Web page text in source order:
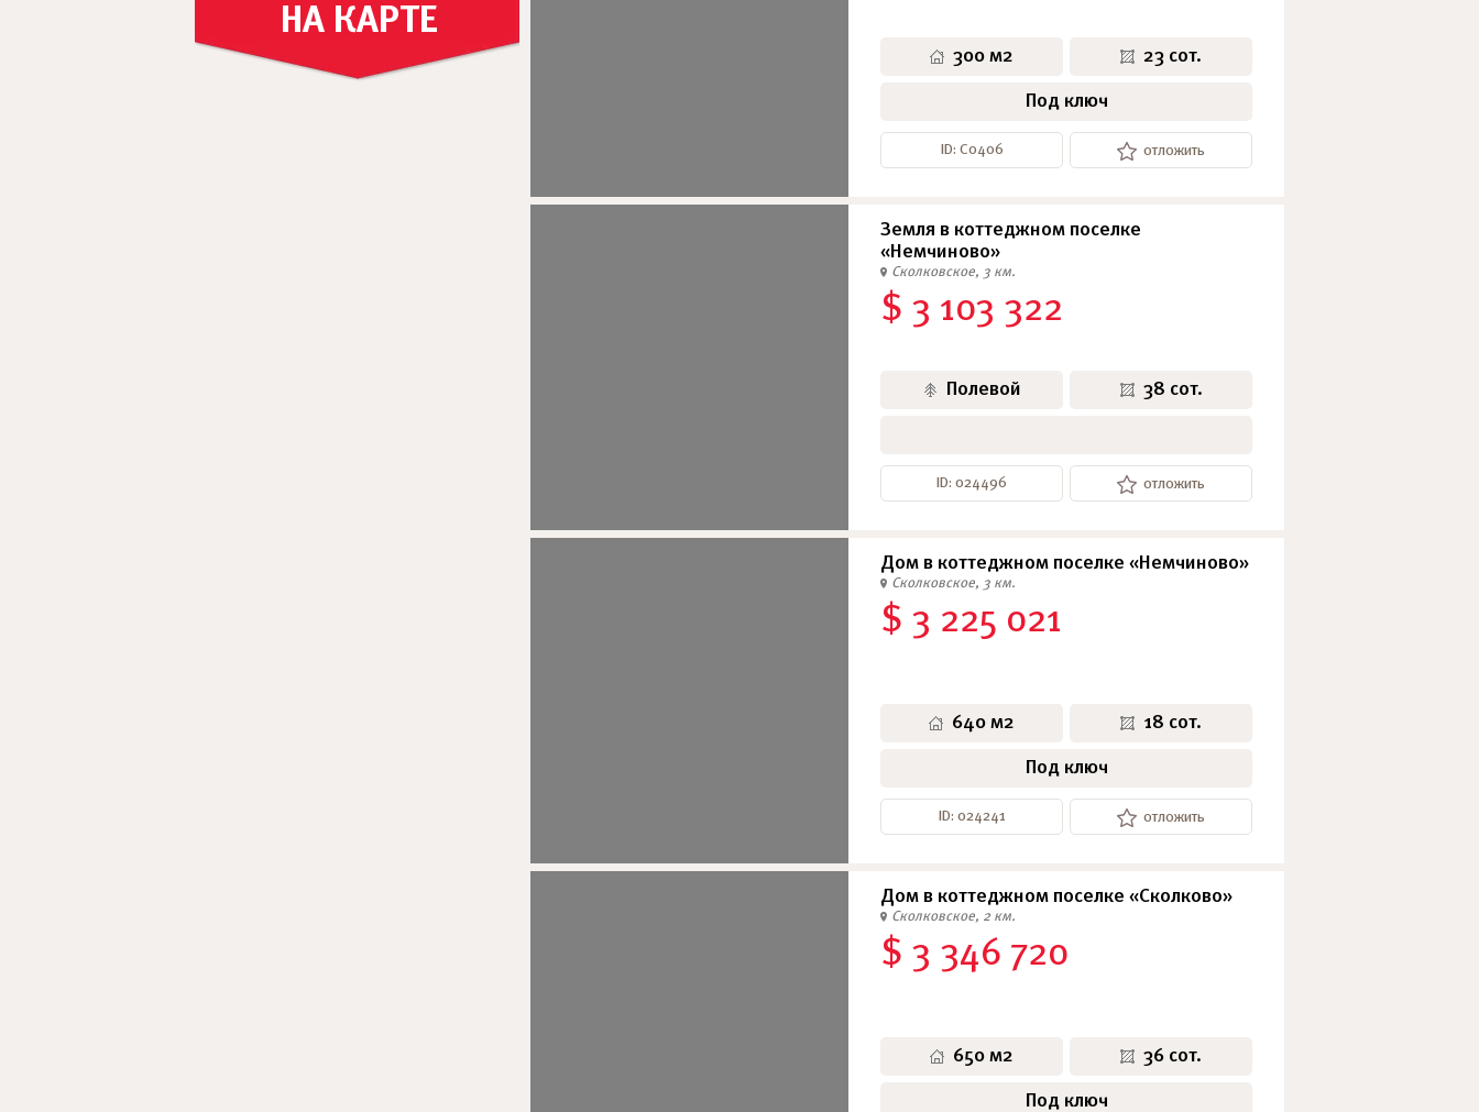
НА КАРТЕ
300 м2 23 сот.
Под ключ
ID: С0406 отложить
Земля в коттеджном поселке
«Немчиново»
Сколковское, 3 км.
$ 3 103 322
Полевой 38 сот.
ID: 024496 отложить
Дом в коттеджном поселке «Немчиново»
Сколковское, 3 км.
$ 3 225 021
640 м2 18 сот.
Под ключ
ID: 024241 отложить
Дом в коттеджном поселке «Сколково»
Сколковское, 2 км.
$ 3 346 720
650 м2 36 сот.
Под ключ